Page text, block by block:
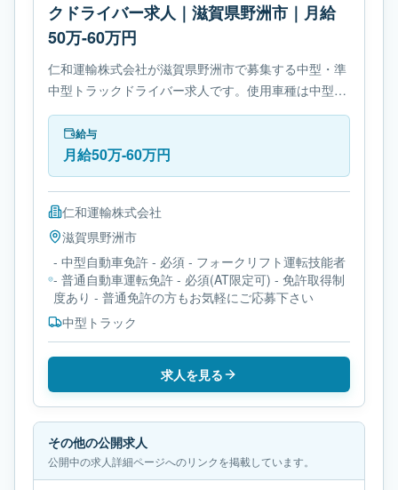
クドライバー求人｜滋賀県野洲市｜月給
50万-60万円
仁和運輸株式会社が滋賀県野洲市で募集する中型・準
中型トラックドライバー求人です。使用車種は中型ト
ラックです。必要免許は- 中型自動車免許です。
給与
月給50万-60万円
仁和運輸株式会社
滋賀県野洲市
- 中型自動車免許 - 必須 - フォークリフト運転技能者
- 普通自動車運転免許 - 必須(AT限定可) - 免許取得制
度あり - 普通免許の方もお気軽にご応募下さい
中型トラック
求人を見る
その他の公開求人
公開中の求人詳細ページへのリンクを掲載しています。